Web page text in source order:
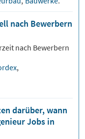
nach Bewerbern
nach Bewerbern
,
darüber, wann
Jobs in